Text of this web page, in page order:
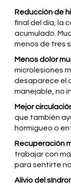
Reducción de
final del día, la
acumulado.
menos de tres
Menos dolor
microlesiones
desaparece el
manejable, no
Mejor
que también
hormigueo o
Recuperación
trabajar con
para sentirte
Alivio del